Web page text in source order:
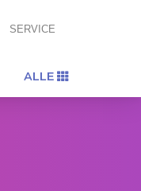
SERVICE
ALLE